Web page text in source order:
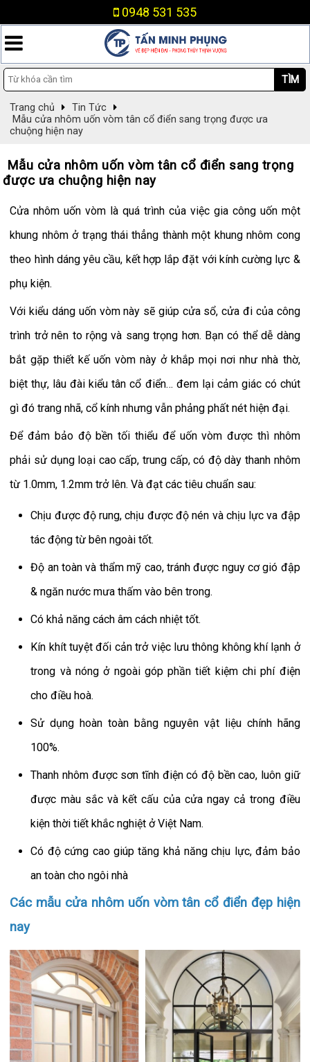
0948 531 535
TÌM
Trang chủ
Tin Tức
Mẫu cửa nhôm uốn vòm tân cổ điển sang trọng được ưa
chuộng hiện nay
Mẫu cửa nhôm uốn vòm tân cổ điển sang trọng
được ưa chuộng hiện nay
Cửa nhôm uốn vòm là quá trình của việc gia công uốn một
khung nhôm ở trạng thái thẳng thành một khung nhôm cong
theo hình dáng yêu cầu, kết hợp lắp đặt với kính cường lực &
phụ kiện.
Với kiểu dáng uốn vòm này sẽ giúp cửa sổ, cửa đi của công
trình trở nên to rộng và sang trọng hơn. Bạn có thể dễ dàng
bắt gặp thiết kế uốn vòm này ở khắp mọi nơi như nhà thờ,
biệt thự, lâu đài kiểu tân cổ điển… đem lại cảm giác có chút
gì đó trang nhã, cổ kính nhưng vẫn phảng phất nét hiện đại.
Để đảm bảo độ bền tối thiểu để uốn vòm được thì nhôm
phải sử dụng loại cao cấp, trung cấp, có độ dày thanh nhôm
từ 1.0mm, 1.2mm trở lên. Và đạt các tiêu chuẩn sau:
Chịu được độ rung, chịu được độ nén và chịu lực va đập
tác động từ bên ngoài tốt.
Độ an toàn và thẩm mỹ cao, tránh được nguy cơ gió đập
& ngăn nước mưa thấm vào bên trong.
Có khả năng cách âm cách nhiệt tốt.
Kín khít tuyệt đối cản trở việc lưu thông không khí lạnh ở
trong và nóng ở ngoài góp phần tiết kiệm chi phí điện
cho điều hoà.
Sử dụng hoàn toàn bằng nguyên vật liệu chính hãng
100%.
Thanh nhôm được sơn tĩnh điện có độ bền cao, luôn giữ
được màu sắc và kết cấu của cửa ngay cả trong điều
kiện thời tiết khắc nghiệt ở Việt Nam.
Có độ cứng cao giúp tăng khả năng chịu lực, đảm bảo
an toàn cho ngôi nhà
Các mẫu cửa nhôm uốn vòm tân cổ điển đẹp hiện
nay